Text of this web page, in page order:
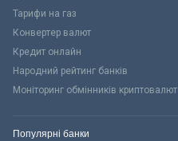
Тарифи на газ
Конвертер валют
Кредит онлайн
Народний рейтинг банків
Моніторинг обмінників криптовалют
Популярні банки